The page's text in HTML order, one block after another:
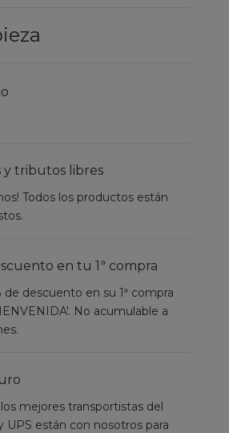
y tributos libres
Todos los productos están
en tu 1ª compra
de descuento en su 1ª compra
No acumulable a
mejores transportistas del
UPS están con nosotros para